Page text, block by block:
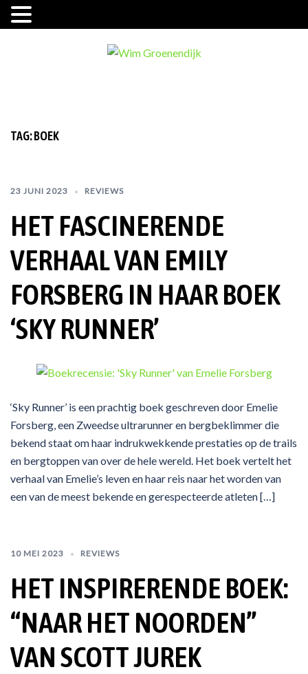
TAG:BOEK
23 JUNI 2023 REVIEWS
HET FASCINERENDE
VERHAAL VAN EMILY
FORSBERG IN HAAR BOEK
‘SKY RUNNER’
‘Sky Runner’ is een prachtig boek geschreven door Emelie
Forsberg, een Zweedse ultrarunner en bergbeklimmer die
bekend staat om haar indrukwekkende prestaties op de trails
en bergtoppen van over de hele wereld. Het boek vertelt het
verhaal van Emelie’s leven en haar reis naar het worden van
een van de meest bekende en gerespecteerde atleten […]
10 MEI 2023 REVIEWS
HET INSPIRERENDE BOEK:
“NAAR HET NOORDEN”
VAN SCOTT JUREK